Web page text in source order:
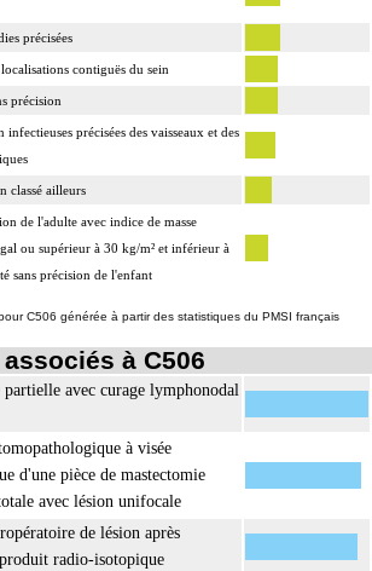
précisées
contiguës du sein
précision
infectieuses précisées des vaisseaux et des
classé ailleurs
de l'adulte avec indice de masse
ou supérieur à 30 kg/m² et inférieur à
sans précision de l'enfant
C506 générée à partir des statistiques du PMSI français
à C506
partielle avec curage lymphonodal
à visée
d'une pièce de mastectomie
avec lésion unifocale
de lésion après
radio-isotopique